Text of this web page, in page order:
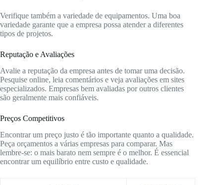
Verifique também a variedade de equipamentos. Uma boa
variedade garante que a empresa possa atender a diferentes
tipos de projetos.
Reputação e Avaliações
Avalie a reputação da empresa antes de tomar uma decisão.
Pesquise online, leia comentários e veja avaliações em sites
especializados. Empresas bem avaliadas por outros clientes
são geralmente mais confiáveis.
Preços Competitivos
Encontrar um preço justo é tão importante quanto a qualidade.
Peça orçamentos a várias empresas para comparar. Mas
lembre-se: o mais barato nem sempre é o melhor. É essencial
encontrar um equilíbrio entre custo e qualidade.